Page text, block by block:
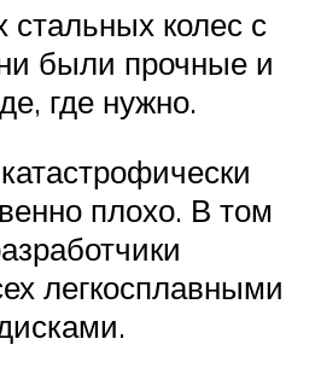
колес с
были прочные и
где нужно.
плохо. В том
легкосплавными